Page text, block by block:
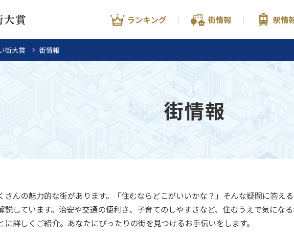
ランキング 街情報 駅情
街大賞 街情報
街情報
さんの魅力的な街があります。「住むならどこがいいかな？」そんな疑問に答え
説しています。治安や交通の便利さ、子育てのしやすさなど、住むうえで気にな
に詳しくご紹介。あなたにぴったりの街を見つけるお手伝いをします。